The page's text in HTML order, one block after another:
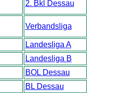
2. Bkl Dessau
Verbandsliga
Landesliga A
Landesliga B
BOL Dessau
BL Dessau